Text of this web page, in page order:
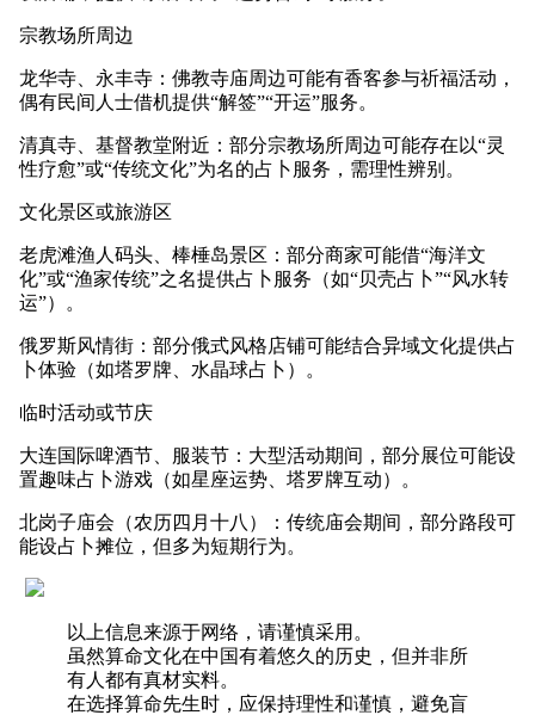
宗教场所周边
龙华寺、永丰寺：佛教寺庙周边可能有香客参与祈福活动，
偶有民间人士借机提供“解签”“开运”服务。
清真寺、基督教堂附近：部分宗教场所周边可能存在以“灵
性疗愈”或“传统文化”为名的占卜服务，需理性辨别。
文化景区或旅游区
老虎滩渔人码头、棒棰岛景区：部分商家可能借“海洋文
化”或“渔家传统”之名提供占卜服务（如“贝壳占卜”“风水转
运”）。
俄罗斯风情街：部分俄式风格店铺可能结合异域文化提供占
卜体验（如塔罗牌、水晶球占卜）。
临时活动或节庆
大连国际啤酒节、服装节：大型活动期间，部分展位可能设
置趣味占卜游戏（如星座运势、塔罗牌互动）。
北岗子庙会（农历四月十八）：传统庙会期间，部分路段可
能设占卜摊位，但多为短期行为。
以上信息来源于网络，请谨慎采用。
虽然算命文化在中国有着悠久的历史，但并非所
有人都有真材实料。
在选择算命先生时，应保持理性和谨慎，避免盲